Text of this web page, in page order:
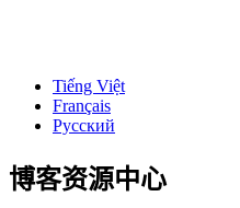
Tiếng Việt
Français
Русский
博客资源中心